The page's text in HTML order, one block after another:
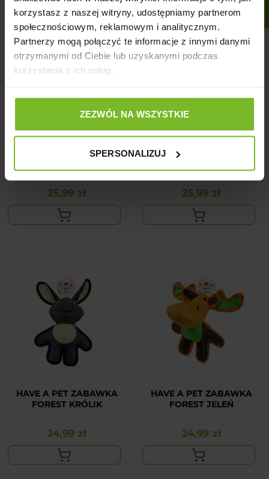
korzystasz z naszej witryny, udostępniamy partnerom
społecznościowym, reklamowym i analitycznym.
Partnerzy mogą połączyć te informacje z innymi danymi
otrzymanymi od Ciebie lub uzyskanymi podczas
korzystania z ich usług.
ZEZWÓL NA WSZYSTKIE
SPERSONALIZUJ
HAVE A PET ZABAWKA
Cena
25,99 zł
HAVE A PET ZABAWKA
Cena
25,99 zł
HAVE A PET ZABAWKA
FOREST KRÓLIK
Cena
24,99 zł
HAVE A PET ZABAWKA
FOREST JELEŃ
Cena
24,99 zł